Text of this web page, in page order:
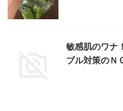
敏感肌のワナ
ブル対策のＮ